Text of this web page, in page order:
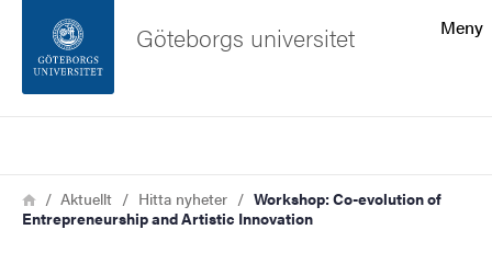
Sidfoten
Om webbplatsen
Meny
Göteborgs universitet
Länkstig
HemAktuellt Hitta nyheter
Workshop: Co-evolution of
Entrepreneurship and Artistic Innovation